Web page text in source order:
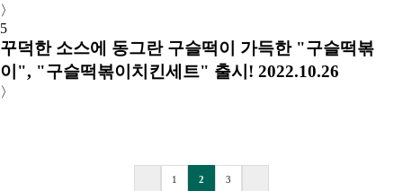
〉
5
꾸덕한 소스에 동그란 구슬떡이 가득한 "구슬떡볶
이", "구슬떡볶이치킨세트" 출시! 2022.10.26
〉
1 2 3